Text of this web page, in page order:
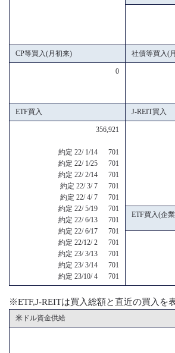
CP等買入(月初来) 社債等買入(
0
ETF買入 J-REIT買入
356,921
約定 22/ 1/14 701
約定 22/ 1/25 701
約定 22/ 2/14 701
約定 22/ 3/ 7 701
約定 22/ 4/ 7 701
約定 22/ 5/19 701
約定 22/ 6/13 701
約定 22/ 6/17 701
約定 22/12/ 2 701
約定 23/ 3/13 701
約定 23/ 3/14 701
約定 23/10/ 4 701
ETF買入(企
※ETF,J-REITは買入総額と直近の買入を
米ドル資金供給